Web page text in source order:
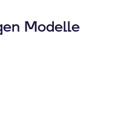
Modelle